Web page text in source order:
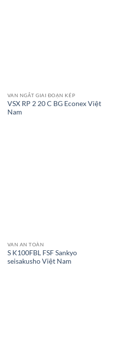
VAN NGẮT GIAI ĐOẠN KÉP
VSX RP 2 20 C BG Econex Việt
Nam
VAN AN TOÀN
S K100FBL FSF Sankyo
seisakusho Việt Nam